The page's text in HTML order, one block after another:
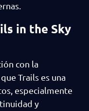
in the Sky
con la
Trails es una
especialmente
y